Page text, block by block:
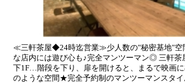
≪三軒茶屋◆24時迄営業≫少人数の"秘密基地"空
な店内には遊び心も♪完全マンツーマン◎ 三軒茶
下1F…階段を下り、扉を開けると、まるで映画
のような空間★完全予約制のマンツーマンスタイ